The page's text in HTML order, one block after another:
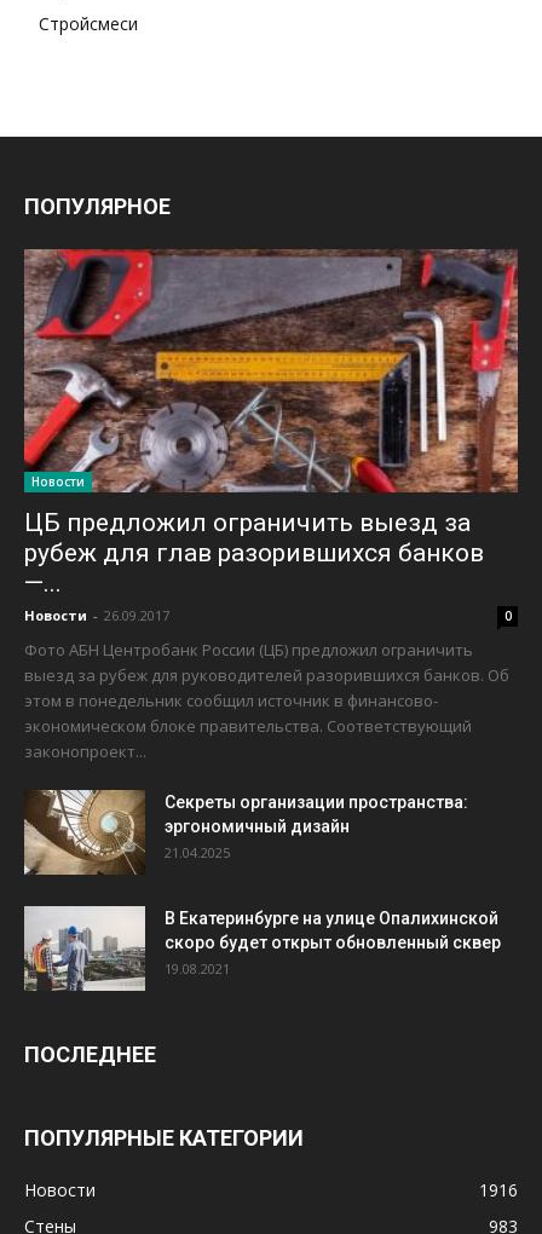
Стройсмеси
ПОПУЛЯРНОЕ
Новости
ЦБ предложил ограничить выезд за
рубеж для глав разорившихся банков
—...
Новости - 26.09.2017 0
Фото АБН Центробанк России (ЦБ) предложил ограничить
выезд за рубеж для руководителей разорившихся банков. Об
этом в понедельник сообщил источник в финансово-
экономическом блоке правительства. Соответствующий
законопроект...
Секреты организации пространства:
эргономичный дизайн
21.04.2025
В Екатеринбурге на улице Опалихинской
скоро будет открыт обновленный сквер
19.08.2021
ПОСЛЕДНЕЕ
ПОПУЛЯРНЫЕ КАТЕГОРИИ
Новости
1916
Стены
983